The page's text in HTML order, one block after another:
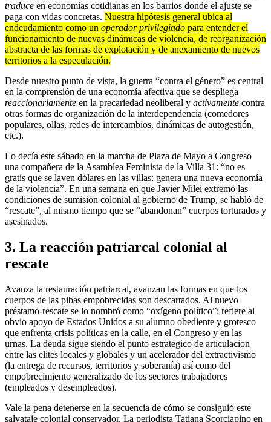
traduce en economías cotidianas en los barrios donde el ajuste se
paga con vidas concretas. Nuestra hipótesis general ubica al
endeudamiento como un operador privilegiado para entender el
funcionamiento de nuevas dinámicas de violencia, de reorganización
abstracta de las formas de explotación y de anexamiento de nuevos
territorios a la especulación.
Desde nuestro punto de vista, la guerra “contra el género” es central
en la comprensión de una economía afectiva que se despliega
reaccionariamente en la precariedad neoliberal y activamente contra
otras formas de organización de la interdependencia (comedores
populares, ollas, redes de intercambios, dinámicas de autogestión,
etc.).
Lo decía este sábado en la marcha de Plaza de Mayo a Congreso
una compañera de la Asamblea Feminista de la Villa 31: “no es
gratis que se laven dólares en las villas: genera una nueva economía
de la violencia”. En una semana en que Javier Milei extremó las
condiciones de sumisión colonial al gobierno de Trump, se habló de
“rescate”, al mismo tiempo que se “abandonan” cuerpos torturados y
asesinados.
3. La reacción patriarcal colonial al
rescate
Avanza la restauración patriarcal, avanzan las formas en que los
cuerpos de las pibas empobrecidas son descartados. Al nuevo
préstamo-rescate se lo nombró como “oxígeno político”: refiere al
obvio apoyo de Estados Unidos a su alumno obediente y grotesco
que enfrenta crisis políticas en la calle, en el Congreso y en las
urnas. La deuda sigue siendo el punto estratégico de articulación
entre las elites locales y globales y un acelerador del extractivismo
(la entrega de recursos, territorios y soberanía) así como del
empobrecimiento generalizado de los sectores trabajadores
(empleados y desempleados).
Vale la pena detenerse en la secuencia de cómo se consiguió este
salvataje colonial conservador. La periodista Tatiana Scorciapino en